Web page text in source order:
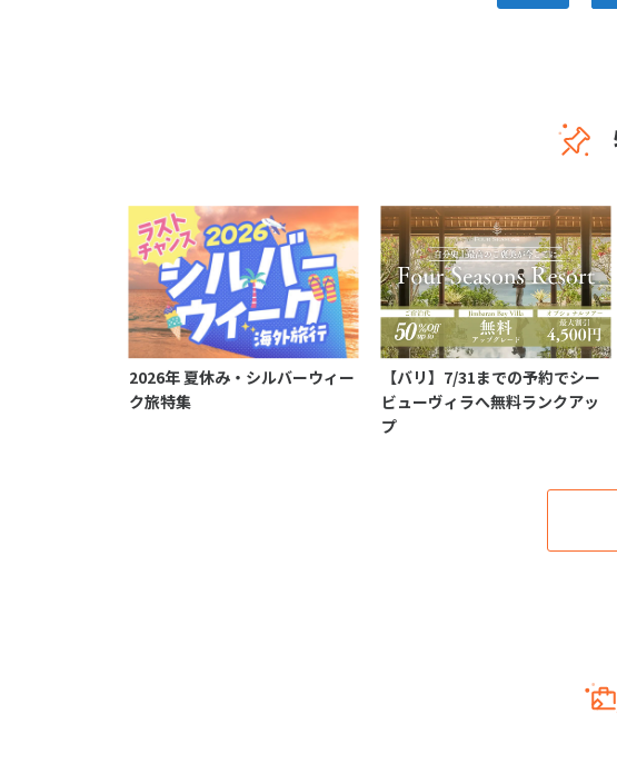
2026年 夏休み・シルバーウィー
ク旅特集
【バリ】7/31までの予約でシー
ビューヴィラへ無料ランクアッ
プ